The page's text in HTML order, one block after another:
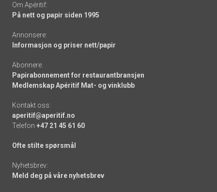
Om Apéritif:
På nett og papir siden 1995
Annonsere:
Informasjon og priser nett/papir
Abonnere:
Papirabonnement for restaurantbransjen
Medlemskap Apéritif Mat- og vinklubb
Kontakt oss:
aperitif@aperitif.no
Telefon +47 21 45 61 60
Ofte stilte spørsmål
Nyhetsbrev:
Meld deg på våre nyhetsbrev